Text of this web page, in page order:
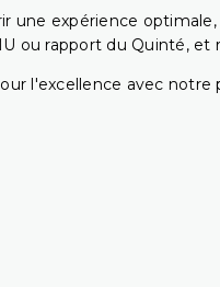
une expérience
ou rapport du Quinté, et
l'excellence avec notre